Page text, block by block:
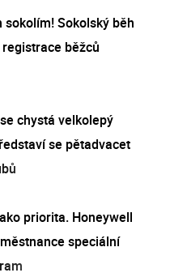
Sokolský běh
běžců
chystá velkolepý
se pětadvacet
priorita. Honeywell
speciální